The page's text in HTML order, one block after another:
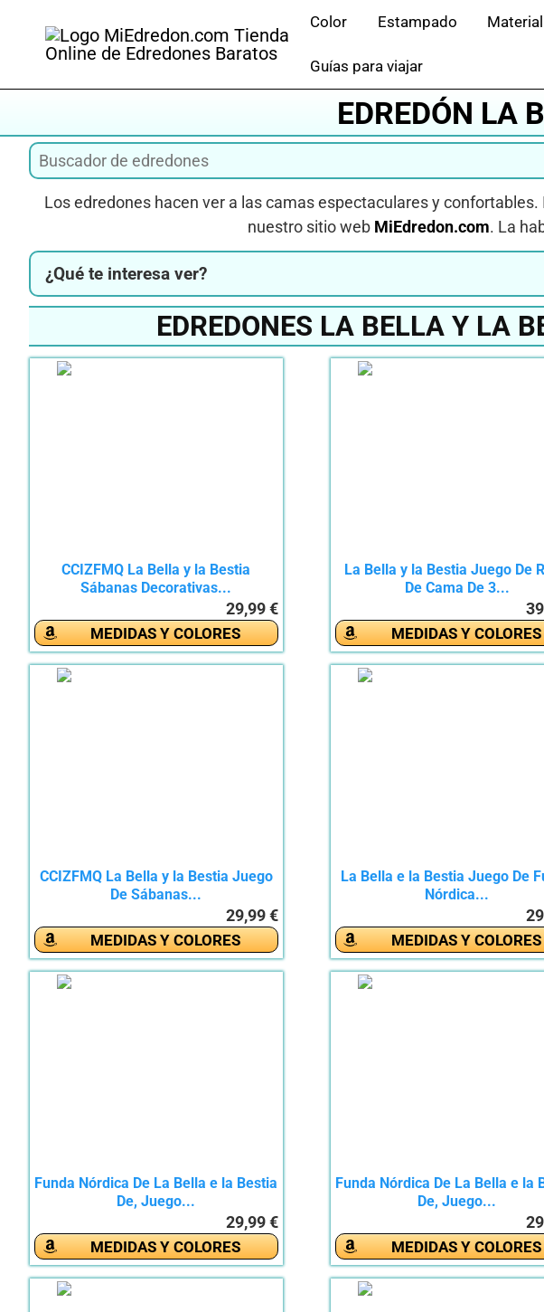
contenido
Color Estampado Material
Guías para viajar
EDREDÓN LA
Los edredones hacen ver a las camas espectaculares y
nuestro sitio web MiEdredon.com. La
¿Qué te interesa ver?
EDREDONES LA BELLA Y LA
CCIZFMQ La Bella y la Bestia
Sábanas Decorativas...
29,99 €
MEDIDAS Y COLORES
La Bella y la Bestia Juego De
De Cama De 3...
MEDIDAS Y COLORES
CCIZFMQ La Bella y la Bestia Juego
De Sábanas...
29,99 €
MEDIDAS Y COLORES
La Bella e la Bestia Juego De
Nórdica...
MEDIDAS Y COLORES
Funda Nórdica De La Bella e la Bestia
De, Juego...
29,99 €
MEDIDAS Y COLORES
Funda Nórdica De La Bella e la
De, Juego...
MEDIDAS Y COLORES